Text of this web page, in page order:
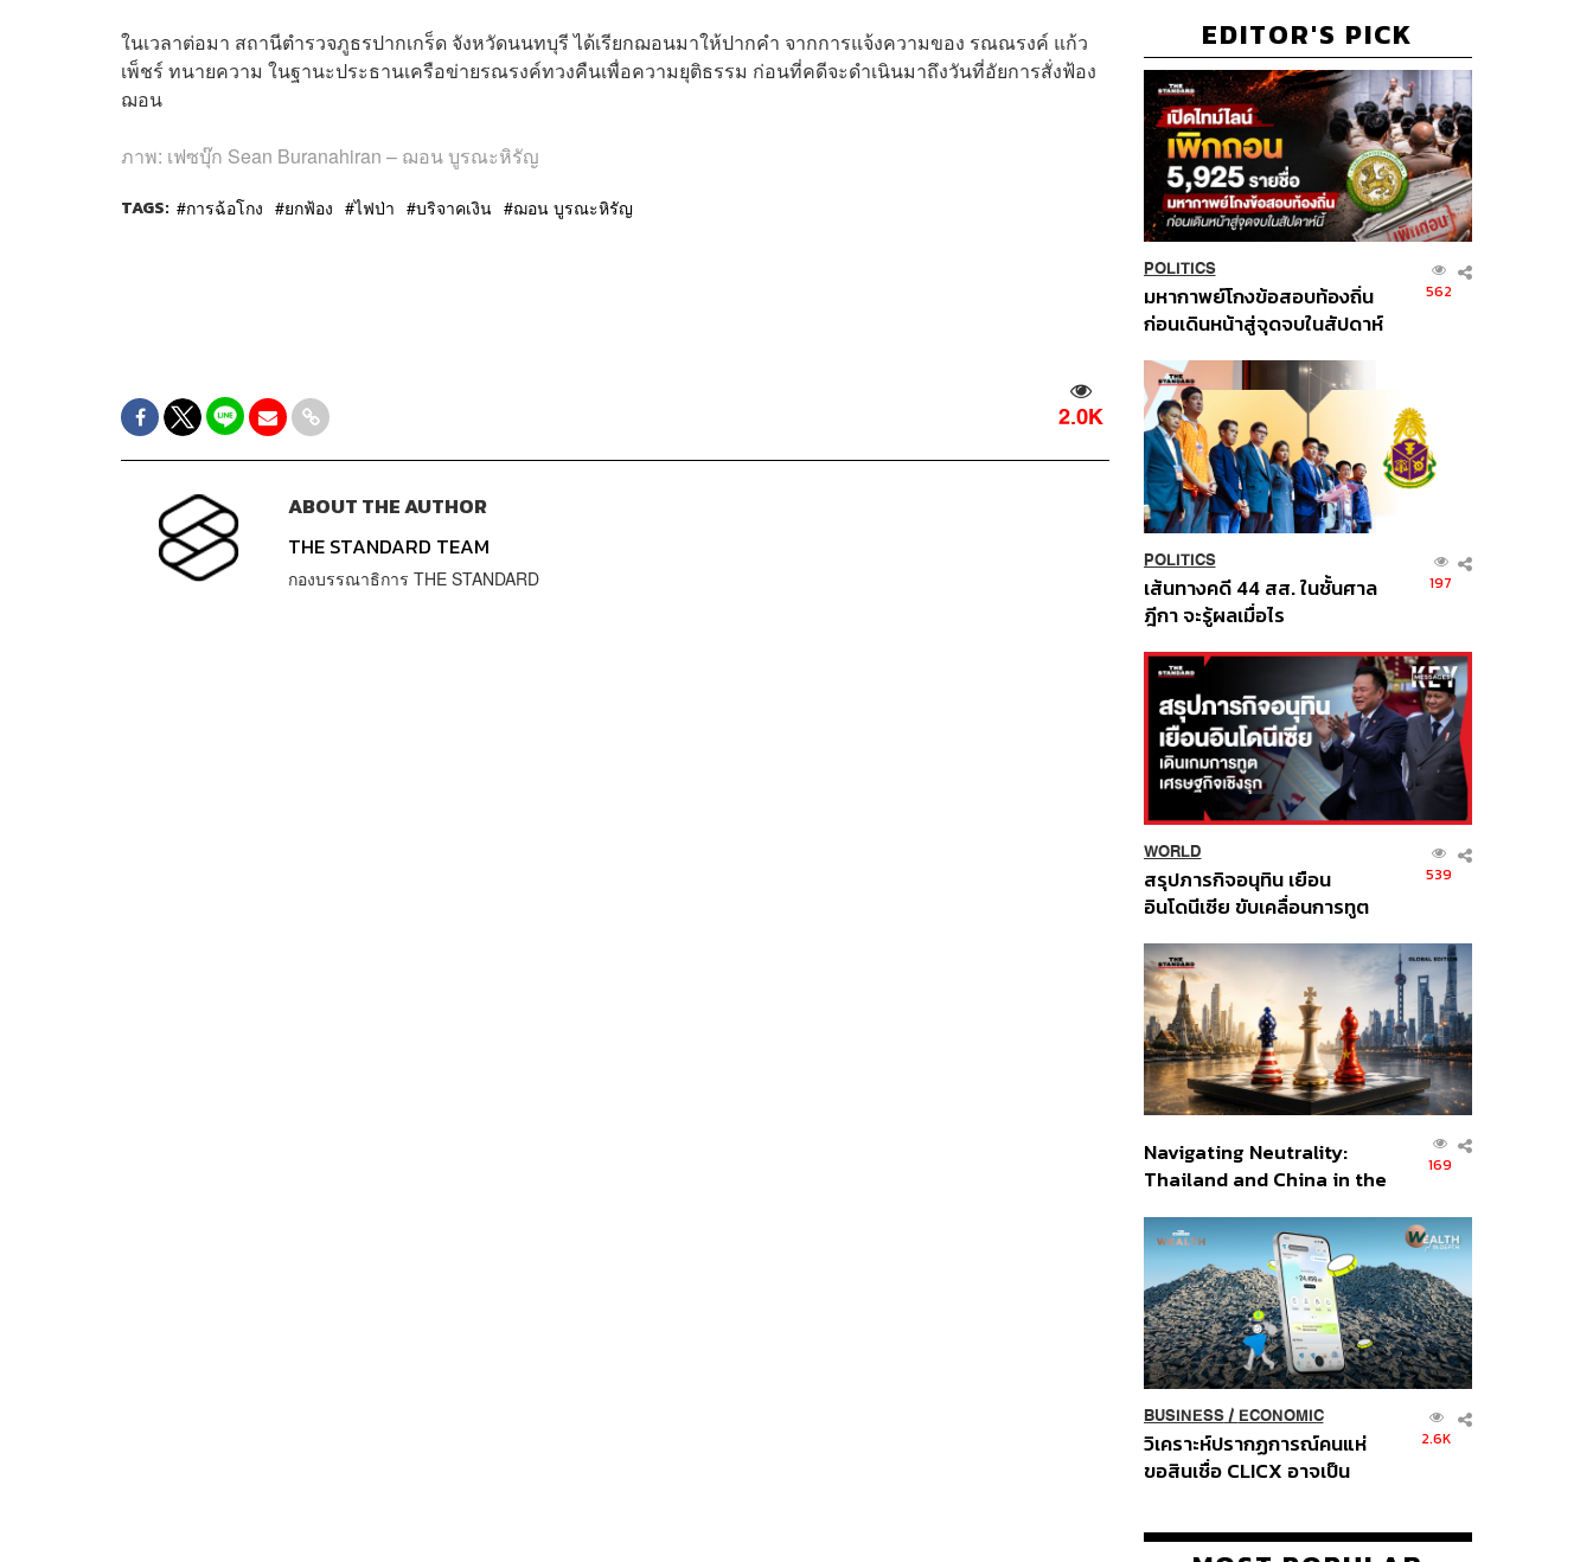
ในเวลาต่อมา สถานีตำรวจภูธรปากเกร็ด จังหวัดนนทบุรี ได้เรียกฌอนมาให้ปากคำ จากการแจ้งความของ รณณรงค์ แก้ว
เพ็ชร์ ทนายความ ในฐานะประธานเครือข่ายรณรงค์ทวงคืนเพื่อความยุติธรรม ก่อนที่คดีจะดำเนินมาถึงวันที่อัยการสั่งฟ้อง
ฌอน
ภาพ: เฟซบุ๊ก Sean Buranahiran – ฌอน บูรณะหิรัญ
TAGS: การฉ้อโกง ยกฟ้อง ไฟป่า บริจาคเงิน ฌอน บูรณะหิรัญ
2.0K
ABOUT THE AUTHOR
THE STANDARD TEAM
กองบรรณาธิการ THE STANDARD
EDITOR'S PICK
POLITICS
มหากาพย์โกงข้อสอบท้องถิ่น
ก่อนเดินหน้าสู่จุดจบในสัปดาห์
562
POLITICS
เส้นทางคดี 44 สส. ในชั้นศาล
ฎีกา จะรู้ผลเมื่อไร
197
WORLD
สรุปภารกิจอนุทิน เยือน
อินโดนีเซีย ขับเคลื่อนการทูต
ส่วนยุทธศาสตร์ไทย –
อินโดนีเซีย
539
Navigating Neutrality:
Thailand and China in the
Order
169
BUSINESS/ ECONOMIC
วิเคราะห์ปรากฏการณ์คนแห่
ขอสินเชื่อ CLICX อาจเป็น
ปัญหาหนี้ครัวเรือนไทยที่ถูกซุก
2.6K